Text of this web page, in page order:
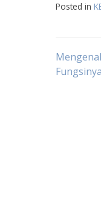
Posted in
Post
Fungsinya